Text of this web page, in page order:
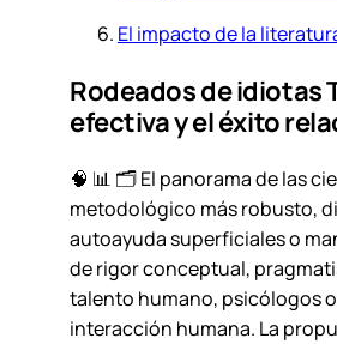
El impacto de la
Rodeados de idiotas
efectiva y el éxito
🧠 📊 🗂️ El panorama de las
metodológico más robusto,
autoayuda superficiales o
de rigor conceptual,
talento humano, psicólogos
interacción humana. La